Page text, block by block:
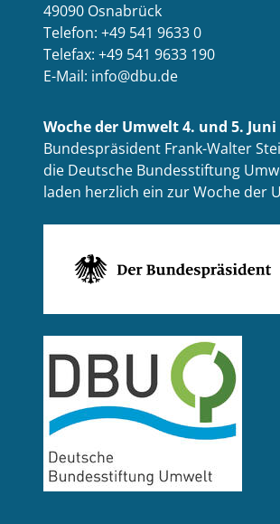
49090 Osnabrück
Telefon: +49 541 9633 0
Telefax: +49 541 9633 190
E-Mail: info@dbu.de
Woche der Umwelt 4. und 5. Juni
Bundespräsident Frank-Walter
die Deutsche Bundesstiftung
laden herzlich ein zur Woche der